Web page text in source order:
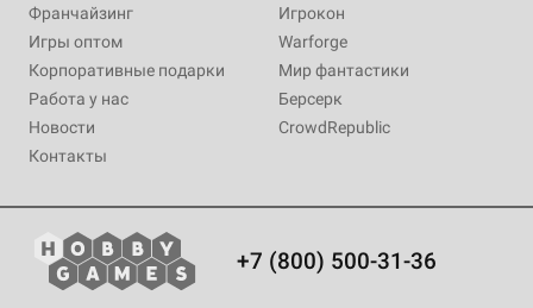
Франчайзинг
Игры оптом
Корпоративные подарки
Работа у нас
Новости
Контакты
Игрокон
Warforge
Мир фантастики
Берсерк
CrowdRepublic
+7 (800) 500-31-36